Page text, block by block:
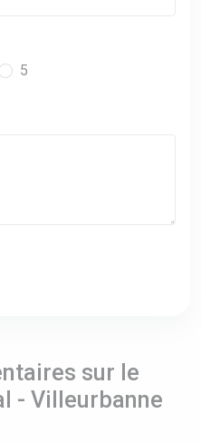
5
sur le
- Villeurbanne